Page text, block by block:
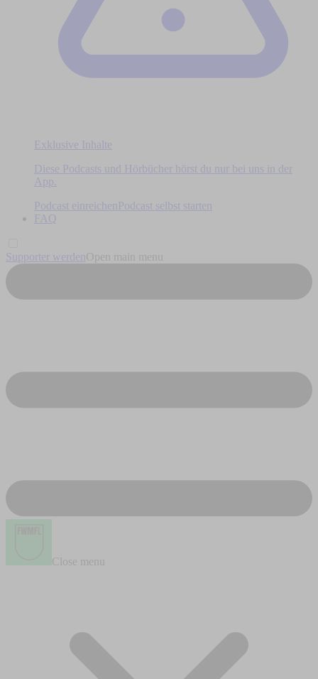
Exklusive Inhalte
Diese Podcasts und Hörbücher hörst du nur bei uns in der
App.
Podcast einreichen
Podcast selbst starten
FAQ
Supporter werden Open main menu
Close menu